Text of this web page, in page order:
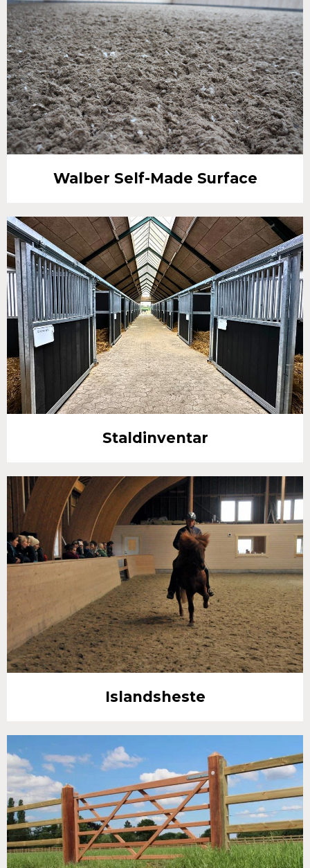
Walber Self-Made Surface
Staldinventar
Islandsheste